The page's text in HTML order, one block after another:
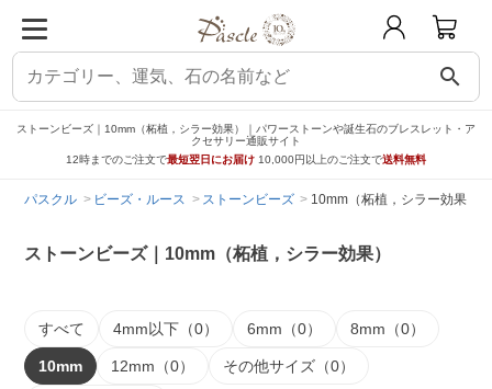
search
ストーンビーズ｜10mm（柘植，シラー効果）｜パワーストーンや誕生石のブレスレット・ア
クセサリー通販サイト
12時までのご注文で最短翌日にお届け 10,000円以上のご注文で送料無料
パスクル ビーズ・ルース ストーンビーズ 10mm（柘植，シラー効果）
ストーンビーズ｜10mm（柘植，シラー効果）
すべて 4mm以下（0） 6mm（0） 8mm（0）
10mm 12mm（0） その他サイズ（0）